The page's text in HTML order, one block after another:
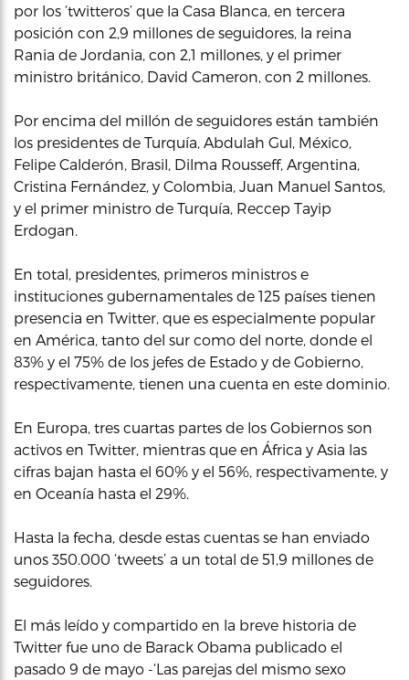
por los ‘twitteros’ que la Casa Blanca, en tercera
posición con 2,9 millones de seguidores, la reina
Rania de Jordania, con 2,1 millones, y el primer
ministro británico, David Cameron, con 2 millones.
Por encima del millón de seguidores están también
los presidentes de Turquía, Abdulah Gul, México,
Felipe Calderón, Brasil, Dilma Rousseff, Argentina,
Cristina Fernández, y Colombia, Juan Manuel Santos,
y el primer ministro de Turquía, Reccep Tayip
Erdogan.
En total, presidentes, primeros ministros e
instituciones gubernamentales de 125 países tienen
presencia en Twitter, que es especialmente popular
en América, tanto del sur como del norte, donde el
83% y el 75% de los jefes de Estado y de Gobierno,
respectivamente, tienen una cuenta en este dominio.
En Europa, tres cuartas partes de los Gobiernos son
activos en Twitter, mientras que en África y Asia las
cifras bajan hasta el 60% y el 56%, respectivamente, y
en Oceanía hasta el 29%.
Hasta la fecha, desde estas cuentas se han enviado
unos 350.000 ‘tweets’ a un total de 51,9 millones de
seguidores.
El más leído y compartido en la breve historia de
Twitter fue uno de Barack Obama publicado el
pasado 9 de mayo -‘Las parejas del mismo sexo